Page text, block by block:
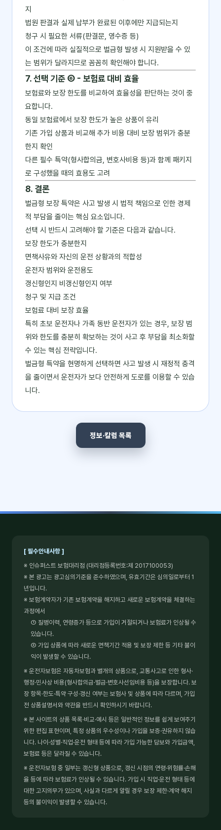
지
법원 판결과 실제 납부가 완료된 이후에만 지급되는지
청구 시 필요한 서류(판결문, 영수증 등)
이 조건에 따라 실질적으로 벌금형 발생 시 지원받을 수 있
는 범위가 달라지므로 꼼꼼히 확인해야 합니다.
7. 선택 기준 ⑥ - 보험료 대비 효율
보험료와 보장 한도를 비교하여 효율성을 판단하는 것이 중
요합니다.
동일 보험료에서 보장 한도가 높은 상품이 유리
기존 가입 상품과 비교해 추가 비용 대비 보장 범위가 충분
한지 확인
다른 필수 특약(형사합의금, 변호사비용 등)과 함께 패키지
로 구성했을 때의 효용도 고려
8. 결론
벌금형 보장 특약은 사고 발생 시 법적 책임으로 인한 경제
적 부담을 줄이는 핵심 요소입니다.
선택 시 반드시 고려해야 할 기준은 다음과 같습니다.
보장 한도가 충분한지
면책사유와 자신의 운전 상황과의 적합성
운전자 범위와 운전용도
갱신형인지 비갱신형인지 여부
청구 및 지급 조건
보험료 대비 보장 효율
특히 초보 운전자나 가족 동반 운전자가 있는 경우, 보장 범
위와 한도를 충분히 확보하는 것이 사고 후 부담을 최소화할
수 있는 핵심 전략입니다.
벌금형 특약을 현명하게 선택하면 사고 발생 시 재정적 충격
을 줄이면서 운전자가 보다 안전하게 도로를 이용할 수 있습
니다.
정보·칼럼 목록
[ 필수안내사항 ]
※ 인슈퍼스트 보험대리점 (대리점등록번호:제 2017100053)
※ 본 광고는 광고심의기준을 준수하였으며, 유효기간은 심의일로부터 1
년입니다.
※ 보험계약자가 기존 보험계약을 해지하고 새로운 보험계약을 체결하는
과정에서
① 질병이력, 연령증가 등으로 가입이 거절되거나 보험료가 인상될 수
있습니다.
② 가입 상품에 따라 새로운 면책기간 적용 및 보장 제한 등 기타 불이
익이 발생할 수 있습니다.
※ 운전자보험은 자동차보험과 별개의 상품으로, 교통사고로 인한 형사·
행정·민사상 비용(형사합의금·벌금·변호사선임비용 등)을 보장합니다. 보
장 항목·한도·특약 구성·갱신 여부는 보험사 및 상품에 따라 다르며, 가입
전 상품설명서와 약관을 반드시 확인하시기 바랍니다.
※ 본 사이트의 상품 목록·비교·예시 등은 일반적인 정보를 쉽게 보여주기
위한 편집 표현이며, 특정 상품의 우수성이나 가입을 보증·권유하지 않습
니다. 나이·성별·직업·운전 형태 등에 따라 가입 가능한 담보와 가입금액,
보험료 등은 달라질 수 있습니다.
※ 운전자보험 중 일부는 갱신형 상품으로, 갱신 시점의 연령·위험률·손해
율 등에 따라 보험료가 인상될 수 있습니다. 가입 시 직업·운전 형태 등에
대한 고지의무가 있으며, 사실과 다르게 알릴 경우 보장 제한·계약 해지
등의 불이익이 발생할 수 있습니다.